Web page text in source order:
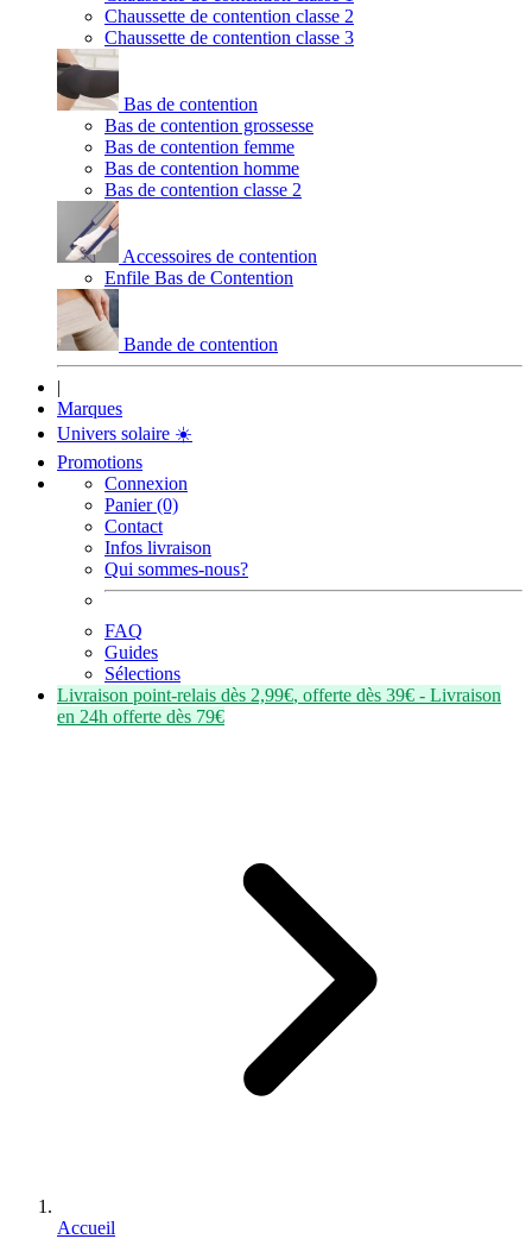
Chaussette de contention classe 2
Chaussette de contention classe 3
Bas de contention
Bas de contention grossesse
Bas de contention femme
Bas de contention homme
Bas de contention classe 2
Accessoires de contention
Enfile Bas de Contention
Bande de contention
|
Marques
Univers solaire ☀️
Promotions
Connexion
Panier (0)
Contact
Infos livraison
Qui sommes-nous?
FAQ
Guides
Sélections
Livraison point-relais dès 2,99€, offerte dès 39€ - Livraison
en 24h offerte dès 79€
Accueil